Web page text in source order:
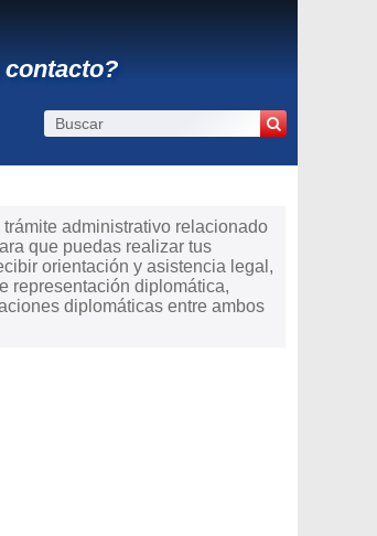
contacto?
administrativo relacionado
que puedas realizar tus
orientación y asistencia legal,
representación diplomática,
diplomáticas entre ambos